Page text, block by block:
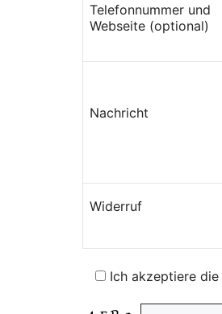
Telefonnummer und
Webseite (optional)
Nachricht
Widerruf
Ich akzeptiere die